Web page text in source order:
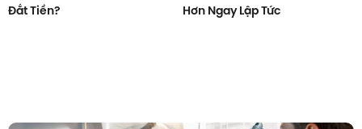
Đắt Tiền?
Hơn Ngay Lập Tức